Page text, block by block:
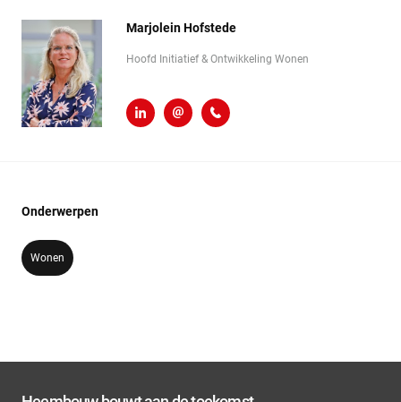
Marjolein Hofstede
Hoofd Initiatief & Ontwikkeling Wonen
LinkedInm.hofstede@heembouw.nl
071 - 332 00 50
Onderwerpen
Wonen